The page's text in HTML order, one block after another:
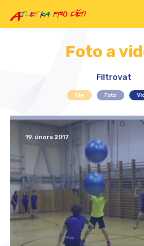
Foto a
Filtrovat
Vše Foto
19. února 2017